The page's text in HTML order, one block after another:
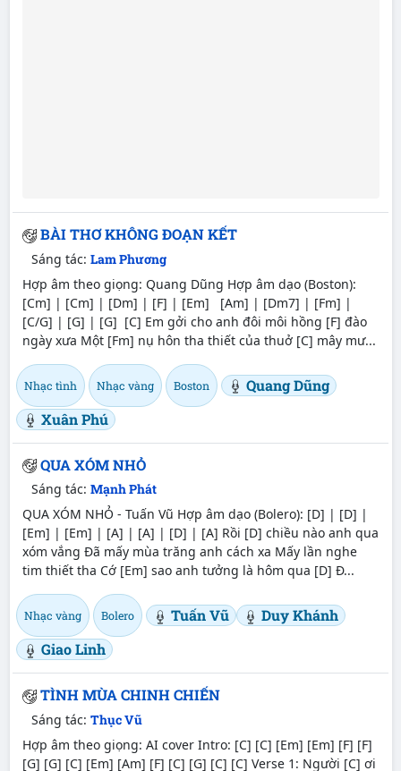
BÀI THƠ KHÔNG ĐOẠN KẾT
Sáng tác: Lam Phương
Hợp âm theo giọng: Quang Dũng Hợp âm dạo (Boston):
[Cm] | [Cm] | [Dm] | [F] | [Em] [Am] | [Dm7] | [Fm] |
[C/G] | [G] | [G] [C] Em gởi cho anh đôi môi hồng [F] đào
ngày xưa Một [Fm] nụ hôn tha thiết của thuở [C] mây mư...
Nhạc tình Nhạc vàng Boston
Quang Dũng
Xuân Phú
QUA XÓM NHỎ
Sáng tác: Mạnh Phát
QUA XÓM NHỎ - Tuấn Vũ Hợp âm dạo (Bolero): [D] | [D] |
[Em] | [Em] | [A] | [A] | [D] | [A] Rồi [D] chiều nào anh qua
xóm vắng Đã mấy mùa trăng anh cách xa Mấy lần nghe
tim thiết tha Cớ [Em] sao anh tưởng là hôm qua [D] Đ...
Nhạc vàng Bolero Tuấn Vũ
Duy Khánh
Giao Linh
TÌNH MÙA CHINH CHIẾN
Sáng tác: Thục Vũ
Hợp âm theo giọng: AI cover Intro: [C] [C] [Em] [Em] [F] [F]
[G] [G] [C] [Em] [Am] [F] [C] [G] [C] [C] Verse 1: Người [C] ơi